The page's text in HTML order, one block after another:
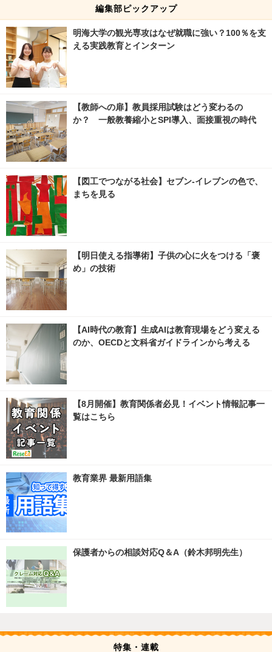
編集部ピックアップ
明海大学の観光専攻はなぜ就職に強い？100％を支
える実践教育とインターン
【教師への扉】教員採用試験はどう変わるの
か？ 一般教養縮小とSPI導入、面接重視の時代
【図工でつながる社会】セブン‐イレブンの色で、
まちを見る
【明日使える指導術】子供の心に火をつける「褒
め」の技術
【AI時代の教育】生成AIは教育現場をどう変える
のか、OECDと文科省ガイドラインから考える
【8月開催】教育関係者必見！イベント情報記事一
覧はこちら
教育業界 最新用語集
保護者からの相談対応Q＆A（鈴木邦明先生）
特集・連載